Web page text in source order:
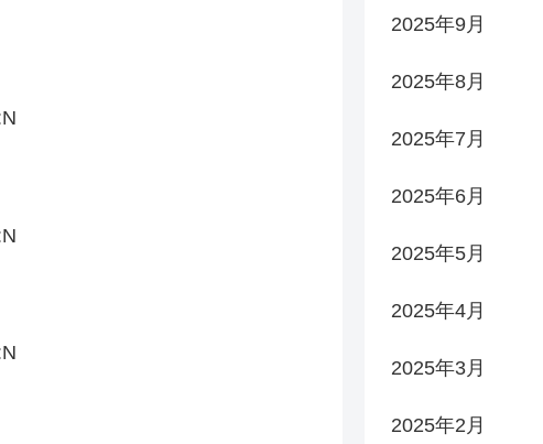
2025年9月
2025年8月
2025年7月
2025年6月
2025年5月
2025年4月
2025年3月
2025年2月